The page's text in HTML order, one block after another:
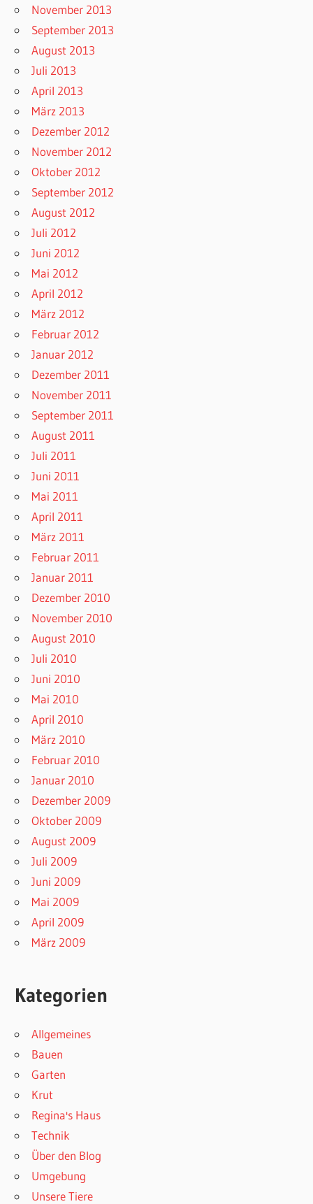
November 2013
September 2013
August 2013
Juli 2013
April 2013
März 2013
Dezember 2012
November 2012
Oktober 2012
September 2012
August 2012
Juli 2012
Juni 2012
Mai 2012
April 2012
März 2012
Februar 2012
Januar 2012
Dezember 2011
November 2011
September 2011
August 2011
Juli 2011
Juni 2011
Mai 2011
April 2011
März 2011
Februar 2011
Januar 2011
Dezember 2010
November 2010
August 2010
Juli 2010
Juni 2010
Mai 2010
April 2010
März 2010
Februar 2010
Januar 2010
Dezember 2009
Oktober 2009
August 2009
Juli 2009
Juni 2009
Mai 2009
April 2009
März 2009
Kategorien
Allgemeines
Bauen
Garten
Krut
Regina's Haus
Technik
Über den Blog
Umgebung
Unsere Tiere